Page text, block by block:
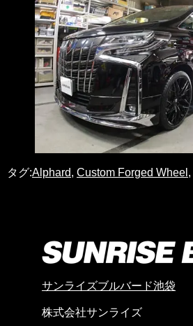
タグ:Alphard, Custom Forged Wheel ,
サンライズブルバード池袋
株式会社サンライズ